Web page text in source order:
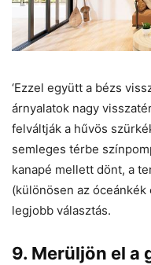
‘Ezzel együtt a bézs
árnyalatok nagy
felváltják a hűvös
semleges térbe
kanapé mellett dönt, a
(különösen az
legjobb választás.
9. Merüljön el a